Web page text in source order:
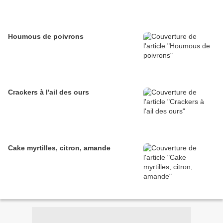
Houmous de poivrons
Crackers à l'ail des ours
Cake myrtilles, citron, amande